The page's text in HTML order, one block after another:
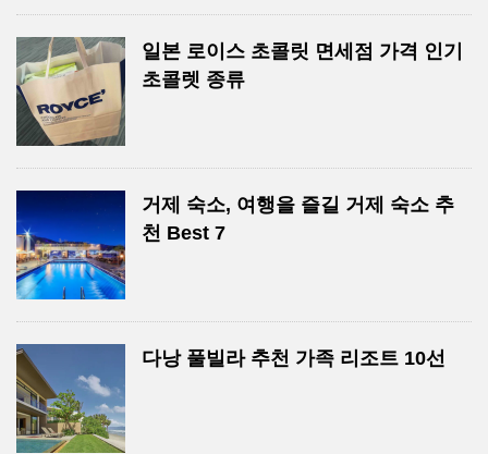
일본 로이스 초콜릿 면세점 가격 인기
초콜렛 종류
거제 숙소, 여행을 즐길 거제 숙소 추
천 Best 7
다낭 풀빌라 추천 가족 리조트 10선